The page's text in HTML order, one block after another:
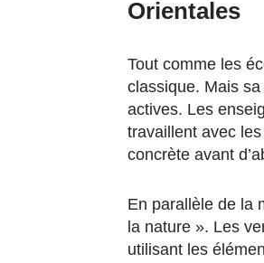
Orientales
Tout comme les
classique. Mais
actives. Les
travaillent avec
concrète avant
En parallèle de la
la nature ». Les
utilisant les